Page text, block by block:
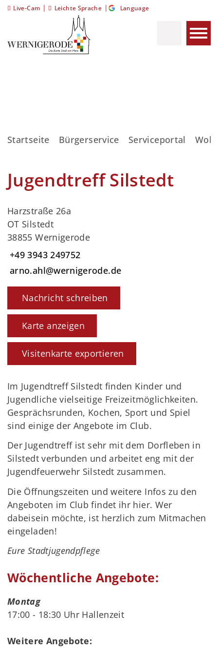
Live-Cam | Leichte Sprache | Language
Startseite Bürgerservice Serviceportal
Jugendtreff Silstedt
Harzstraße 26a
OT Silstedt
38855 Wernigerode
+49 3943 249752
arno.ahl@wernigerode.de
Nachricht schreiben
Karte anzeigen
Visitenkarte exportieren
Im Jugendtreff Silstedt finden Kinder und
Jugendliche vielseitige Freizeitmöglichkeiten.
Gesprächsrunden, Kochen, Sport und Spiel
sind einige der Angebote im Club.
Der Jugendtreff ist sehr mit dem Dorfleben in
Silstedt verbunden und arbeitet eng mit der
Jugendfeuerwehr Silstedt zusammen.
Die Öffnungszeiten und weitere Infos zu den
Angeboten im Club findet ihr hier. Wer
dabeisein möchte, ist herzlich zum Mitmachen
eingeladen!
Eure Stadtjugendpflege
Wöchentliche Angebote:
Montag
17:00 - 18:30 Uhr Hallenzeit
Weitere Angebote: